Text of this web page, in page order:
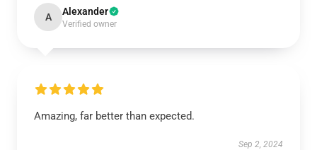
A Alexander
Verified owner
Amazing, far better than expected.
Sep 2, 2024